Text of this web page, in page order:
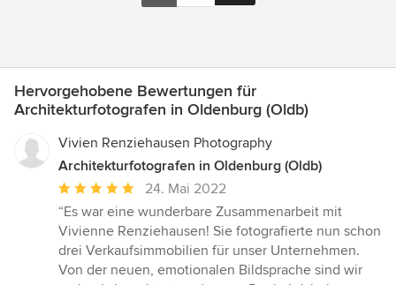
Hervorgehobene Bewertungen für
Architekturfotografen in Oldenburg (Oldb)
Vivien Renziehausen Photography
Architekturfotografen in Oldenburg (Oldb)
Durchschnittliche
Bewertung:
5
von
5
24. Mai 2022
“Es war eine wunderbare Zusammenarbeit mit
Vivienne Renziehausen! Sie fotografierte nun schon
drei Verkaufsimmobilien für unser Unternehmen.
Von der neuen, emotionalen Bildsprache sind wir